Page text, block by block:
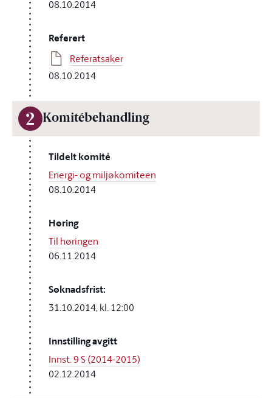
08.10.2014
Referert
Referatsaker
08.10.2014
2 Komitébehandling
Tildelt komité
Energi- og miljøkomiteen
08.10.2014
Høring
Til høringen
06.11.2014
Søknadsfrist:
31.10.2014, kl. 12:00
Innstilling avgitt
Innst. 9 S (2014-2015)
02.12.2014